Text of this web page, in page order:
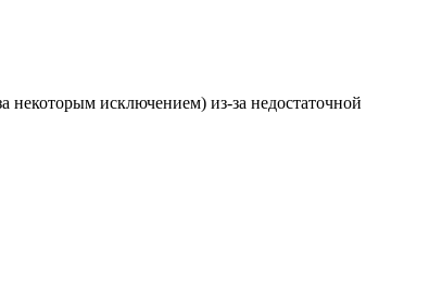
исключением) из-за недостаточной